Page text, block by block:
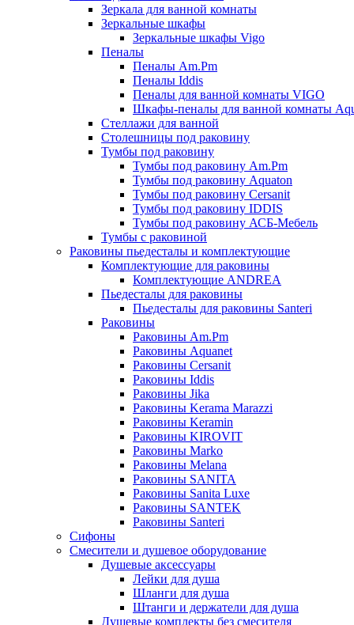
Зеркала для ванной комнаты
Зеркальные шкафы
Зеркальные шкафы Vigo
Пеналы
Пеналы Am.Pm
Пеналы Iddis
Пеналы для ванной комнаты VIGO
Шкафы-пеналы для ванной комнаты
Стеллажи для ванной
Столешницы под раковину
Тумбы под раковину
Тумбы под раковину Am.Pm
Тумбы под раковину Aquaton
Тумбы под раковину Cersanit
Тумбы под раковину IDDIS
Тумбы под раковину АСБ-Мебель
Тумбы с раковиной
Раковины пьедесталы и комплектующие
Комплектующие для раковины
Комплектующие ANDREA
Пьедесталы для раковины
Пьедесталы для раковины Santeri
Раковины
Раковины Am.Pm
Раковины Aquanet
Раковины Cersanit
Раковины Iddis
Раковины Jika
Раковины Kerama Marazzi
Раковины Keramin
Раковины KIROVIT
Раковины Marko
Раковины Melana
Раковины SANITA
Раковины Sanita Luxe
Раковины SANTEK
Раковины Santeri
Сифоны
Смесители и душевое оборудование
Душевые аксессуары
Лейки для душа
Шланги для душа
Штанги и держатели для душа
Душевые комплекты без смесителя